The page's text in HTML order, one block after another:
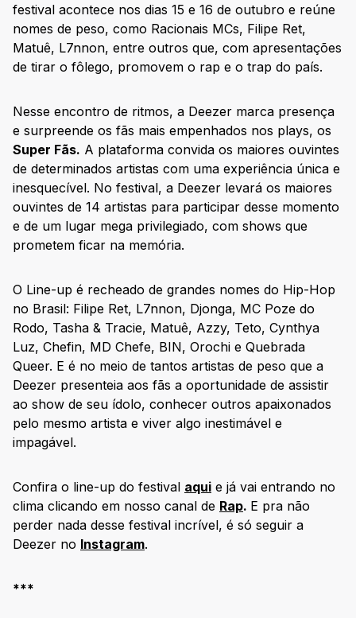
festival acontece nos dias 15 e 16 de outubro e reúne
nomes de peso, como Racionais MCs, Filipe Ret,
Matuê, L7nnon, entre outros que, com apresentações
de tirar o fôlego, promovem o rap e o trap do país.
Nesse encontro de ritmos, a Deezer marca presença
e surpreende os fãs mais empenhados nos plays, os
Super Fãs. A plataforma convida os maiores ouvintes
de determinados artistas com uma experiência única e
inesquecível. No festival, a Deezer levará os maiores
ouvintes de 14 artistas para participar desse momento
e de um lugar mega privilegiado, com shows que
prometem ficar na memória.
O Line-up é recheado de grandes nomes do Hip-Hop
no Brasil: Filipe Ret, L7nnon, Djonga, MC Poze do
Rodo, Tasha & Tracie, Matuê, Azzy, Teto, Cynthya
Luz, Chefin, MD Chefe, BIN, Orochi e Quebrada
Queer. E é no meio de tantos artistas de peso que a
Deezer presenteia aos fãs a oportunidade de assistir
ao show de seu ídolo, conhecer outros apaixonados
pelo mesmo artista e viver algo inestimável e
impagável.
Confira o line-up do festival aqui e já vai entrando no
clima clicando em nosso canal de Rap. E pra não
perder nada desse festival incrível, é só seguir a
Deezer no Instagram.
***